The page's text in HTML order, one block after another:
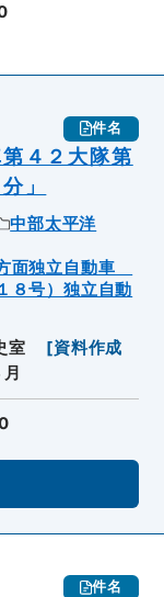
件名
４２大隊第
」
中部太平洋
面独立自動車
８号）独立自動
室 [資料作成
件名